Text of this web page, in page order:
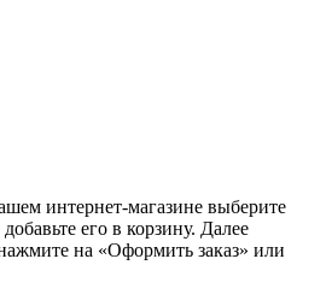
интернет-магазине выберите
его в корзину. Далее
на «Оформить заказ» или